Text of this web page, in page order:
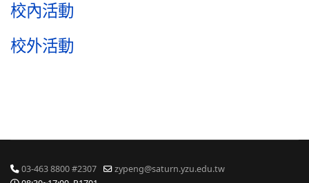
校內活動
校外活動
03-463 8800 #2307
zypeng@saturn.yzu.edu.tw